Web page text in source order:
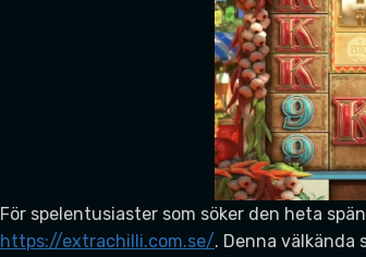
För spelentusiaster som söker den heta
https://extrachilli.com.se/. Denna välkända